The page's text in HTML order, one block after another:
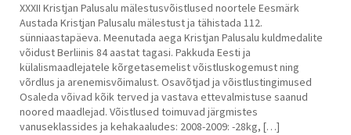
XXXII Kristjan Palusalu mälestusvõistlused noortele Eesmärk
Austada Kristjan Palusalu mälestust ja tähistada 112.
sünniaastapäeva. Meenutada aega Kristjan Palusalu kuldmedalite
võidust Berliinis 84 aastat tagasi. Pakkuda Eesti ja
külalismaadlejatele kõrgetasemelist võistluskogemust ning
võrdlus ja arenemisvõimalust. Osavõtjad ja võistlustingimused
Osaleda võivad kõik terved ja vastava ettevalmistuse saanud
noored maadlejad. Võistlused toimuvad järgmistes
vanuseklassides ja kehakaaludes: 2008-2009: -28kg, […]